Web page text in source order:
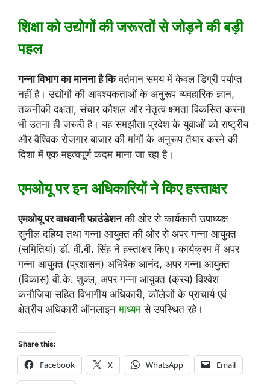
शिक्षा को उद्योगों की जरूरतों से जोड़ने की बड़ी
पहल
गन्ना विभाग का मानना है किवर्तमान समय में केवल डिग्री पर्याप्त
नहीं है। उद्योगों की आवश्यकताओं के अनुरूप व्यवहारिक ज्ञान,
तकनीकी दक्षता, संचार कौशल और नेतृत्व क्षमता विकसित करना
भी उतना ही जरूरी है। यह समझौता प्रदेश के युवाओं को राष्ट्रीय
और वैश्विक रोजगार बाजार की मांगों के अनुरूप तैयार करने की
दिशा में एक महत्वपूर्ण कदम माना जा रहा है।
एमओयू पर इन अधिकारियों ने किए हस्ताक्षर
एमओयू पर वाधवानी फाउंडेशनकी ओर से कार्यकारी उपाध्यक्ष
सुनील दहिया तथा गन्ना आयुक्त की ओर से अपर गन्ना आयुक्त
(समितियां) डॉ. वी.बी. सिंह ने हस्ताक्षर किए। कार्यक्रम में अपर
गन्ना आयुक्त (प्रशासन) अभिषेक आनंद, अपर गन्ना आयुक्त
(विकास) वी.के. शुक्ल, अपर गन्ना आयुक्त (क्रय) विश्वेश
कनौजिया सहित विभागीय अधिकारी, कॉलेजों के प्राचार्य एवं
क्षेत्रीय अधिकारी ऑनलाइनमाध्यम से उपस्थित रहे।
Share this:
Facebook X WhatsApp Email